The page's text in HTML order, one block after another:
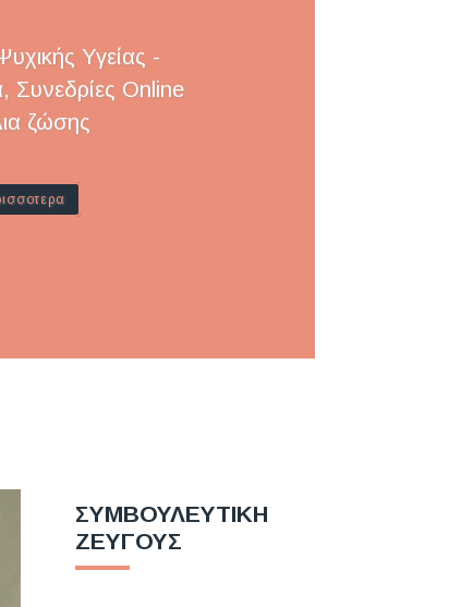
Υγείας -
Συνεδρίες Online
ζώσης
ΣΥΜΒΟΥΛΕΥΤΙΚΗ
ΖΕΥΓΟΥΣ